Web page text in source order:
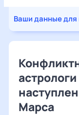
Ваши данные для
Марса